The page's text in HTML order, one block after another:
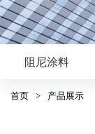
阻尼涂料
首页 > 产品展示